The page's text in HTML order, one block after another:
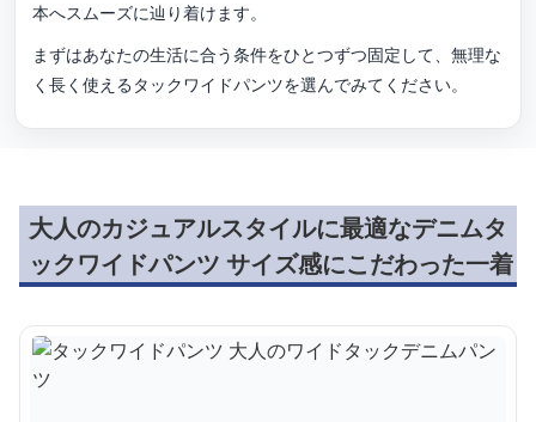
本へスムーズに辿り着けます。
まずはあなたの生活に合う条件をひとつずつ固定して、無理な
く長く使えるタックワイドパンツを選んでみてください。
大人のカジュアルスタイルに最適なデニムタ
ックワイドパンツ サイズ感にこだわった一着